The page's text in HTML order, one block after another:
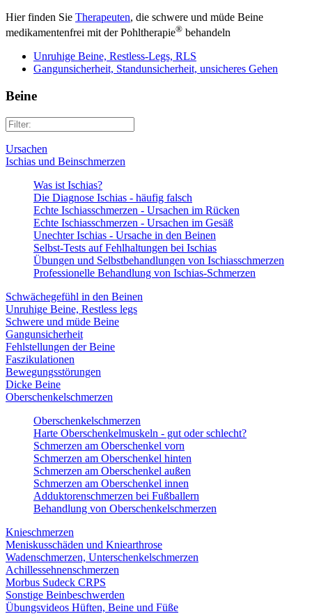
Hier finden Sie Therapeuten, die schwere und müde Beine
medikamentenfrei mit der Pohltherapie® behandeln
Unruhige Beine, Restless-Legs, RLS
Gangunsicherheit, Standunsicherheit, unsicheres Gehen
Beine
Ursachen
Ischias und Beinschmerzen
Was ist Ischias?
Die Diagnose Ischias - häufig falsch
Echte Ischiasschmerzen - Ursachen im Rücken
Echte Ischiasschmerzen - Ursachen im Gesäß
Unechter Ischias - Ursache in den Beinen
Selbst-Tests auf Fehlhaltungen bei Ischias
Übungen und Selbstbehandlungen von Ischiasschmerzen
Professionelle Behandlung von Ischias-Schmerzen
Schwächegefühl in den Beinen
Unruhige Beine, Restless legs
Schwere und müde Beine
Gangunsicherheit
Fehlstellungen der Beine
Faszikulationen
Bewegungsstörungen
Dicke Beine
Oberschenkelschmerzen
Oberschenkelschmerzen
Harte Oberschenkelmuskeln - gut oder schlecht?
Schmerzen am Oberschenkel vorn
Schmerzen am Oberschenkel hinten
Schmerzen am Oberschenkel außen
Schmerzen am Oberschenkel innen
Adduktorenschmerzen bei Fußballern
Behandlung von Oberschenkelschmerzen
Knieschmerzen
Meniskusschäden und Kniearthrose
Wadenschmerzen, Unterschenkelschmerzen
Achillessehnenschmerzen
Morbus Sudeck CRPS
Sonstige Beinbeschwerden
Übungsvideos Hüften, Beine und Füße